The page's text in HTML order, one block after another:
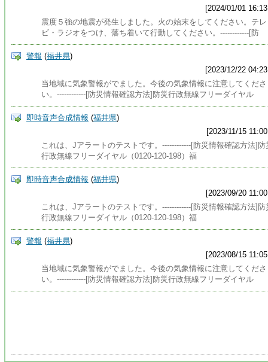
[2024/01/01
震度５強の地震が発生しました。火の始末をしてください。テレ
ビ・ラジオをつけ、落ち着いて行動してください。------------[防
警報 (福井県)
[2023/12/22
当地域に気象警報がでました。今後の気象情報に注意してくださ
い。------------[防災情報確認方法]防災行政無線フリーダイヤル
即時音声合成情報 (福井県)
[2023/11/15
これは、Jアラートのテストです。------------[防災情報確認方法]防
行政無線フリーダイヤル（0120-120-198）福
即時音声合成情報 (福井県)
[2023/09/20
これは、Jアラートのテストです。------------[防災情報確認方法]防
行政無線フリーダイヤル（0120-120-198）福
警報 (福井県)
[2023/08/15
当地域に気象警報がでました。今後の気象情報に注意してくださ
い。------------[防災情報確認方法]防災行政無線フリーダイヤル